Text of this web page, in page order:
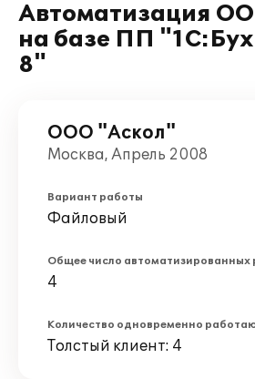
Автоматизация
на базе ПП
8"
ООО "Аскол"
Москва, Апрель 2008
Вариант работы
Файловый
Общее число автоматизированных
4
Количество одновременно
Толстый клиент: 4